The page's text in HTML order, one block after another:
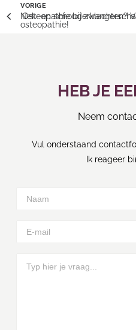
VORIGE
Nek- en schouderklachten?
osteopathie!
Osteopathie bij
HEB JE
Neem
Vul onderstaand
Ik reageer